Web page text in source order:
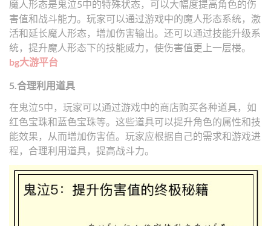
魔人形态是鬼泣5中的特殊状态，可以大幅度提高角色的伤
害值和战斗能力。玩家可以通过游戏中的魔人形态系统，激
活和延长魔人形态，增加伤害输出。还可以通过技能升级系
统，提升魔人形态下的技能威力，使伤害值更上一层楼。
bg大游平台
5.合理利用道具
在鬼泣5中，玩家可以通过游戏中的商店购买各种道具，如
红色宝珠和蓝色宝珠等。这些道具可以提升角色的属性和技
能效果，从而增加伤害值。玩家应根据自己的需求和游戏进
程，合理利用道具，提高战斗力。